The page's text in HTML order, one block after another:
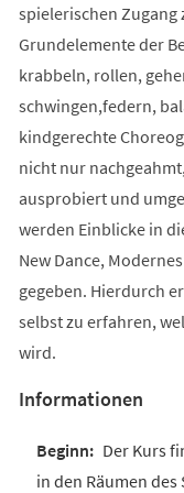
spielerischen Zugang
Grundelemente der
krabbeln, rollen,
schwingen,federn,
kindgerechte
nicht nur
ausprobiert und
werden Einblicke in
New Dance,
gegeben. Hierdurch
selbst zu erfahren,
wird.
Informationen
Der Kurs
in den Räumen des